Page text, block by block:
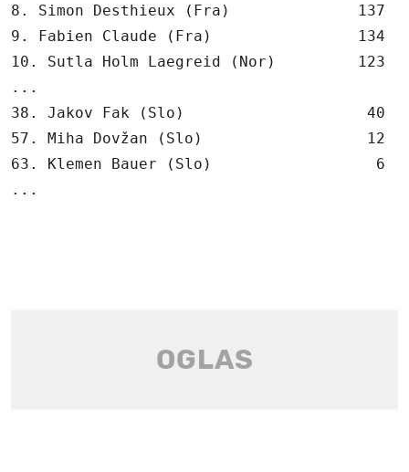
8. Simon Desthieux (Fra)              137
9. Fabien Claude (Fra)                134
10. Sutla Holm Laegreid (Nor)         123
...
38. Jakov Fak (Slo)                    40
57. Miha Dovžan (Slo)                  12
63. Klemen Bauer (Slo)                  6